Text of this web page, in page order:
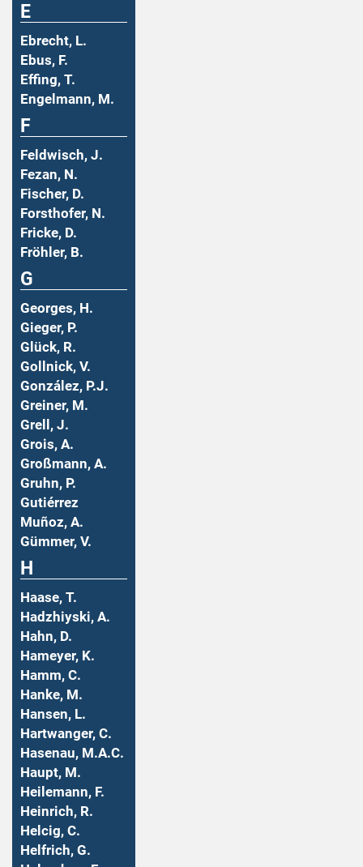
E
Ebrecht, L.
Ebus, F.
Effing, T.
Engelmann, M.
F
Feldwisch, J.
Fezan, N.
Fischer, D.
Forsthofer, N.
Fricke, D.
Fröhler, B.
G
Georges, H.
Gieger, P.
Glück, R.
Gollnick, V.
González, P.J.
Greiner, M.
Grell, J.
Grois, A.
Großmann, A.
Gruhn, P.
Gutiérrez
Muñoz, A.
Gümmer, V.
H
Haase, T.
Hadzhiyski, A.
Hahn, D.
Hameyer, K.
Hamm, C.
Hanke, M.
Hansen, L.
Hartwanger, C.
Hasenau, M.A.C.
Haupt, M.
Heilemann, F.
Heinrich, R.
Helcig, C.
Helfrich, G.